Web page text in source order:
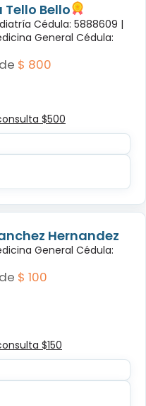
Bello
Cédula: 5888609 |
General Cédula:
$ 800
$500
Hernandez
General Cédula:
$ 100
$150